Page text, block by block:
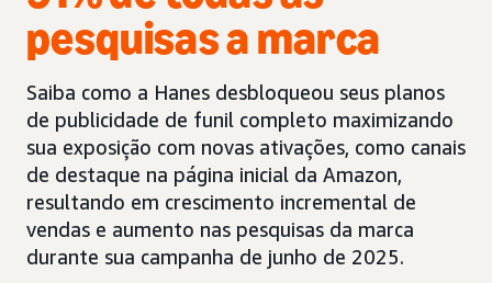
pesquisas a marca
Saiba como a Hanes desbloqueou seus planos
de publicidade de funil completo maximizando
sua exposição com novas ativações, como canais
de destaque na página inicial da Amazon,
resultando em crescimento incremental de
vendas e aumento nas pesquisas da marca
durante sua campanha de junho de 2025.